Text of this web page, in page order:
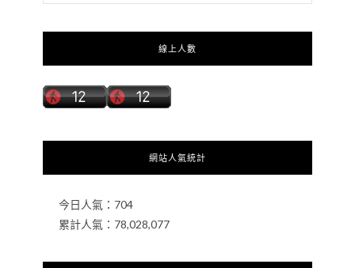
線上人數
網站人氣統計
今日人氣： 704
累計人氣： 78,028,077